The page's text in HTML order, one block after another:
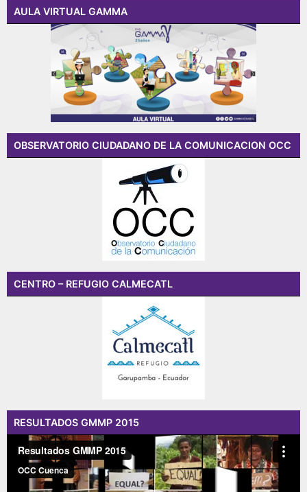
AULA VIRTUAL GAMMA
OBSERVATORIO CIUDADANO DE LA COMUNICACION OCC
CENTRO – REFUGIO CALMECATL
RESULTADOS GMMP 2015
Reproductor